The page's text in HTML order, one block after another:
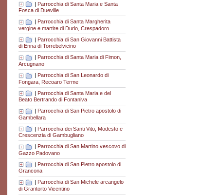
| Parrocchia di Santa Maria e Santa
Fosca di Dueville
Parrocchia di Santa Margherita
vergine e martire di Durlo, Crespadoro
| Parrocchia di San Giovanni Battista
di Enna di Torrebelvicino
Parrocchia di Santa Maria di Fimon,
Arcugnano
| Parrocchia di San Leonardo di
Fongara, Recoaro Terme
| Parrocchia di Santa Maria e del
Beato Bertrando di Fontaniva
| Parrocchia di San Pietro apostolo di
Gambellara
| Parrocchia dei Santi Vito, Modesto e
Crescenzia di Gambugliano
Parrocchia di San Martino vescovo di
Gazzo Padovano
| Parrocchia di San Pietro apostolo di
Grancona
Parrocchia di San Michele arcangelo
di Grantorto Vicentino